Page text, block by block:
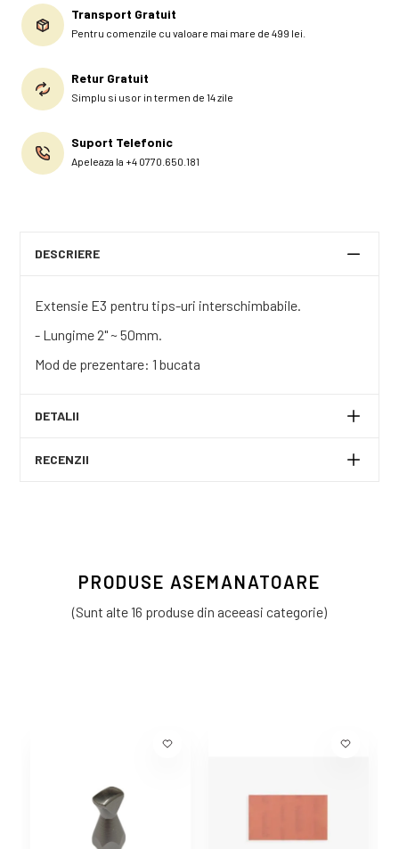
Transport Gratuit
Pentru comenzile cu valoare mai mare de 499 lei.
Retur Gratuit
Simplu si usor in termen de 14 zile
Suport Telefonic
Apeleaza la +4 0770.650.181
DESCRIERE
Extensie E3 pentru tips-uri interschimbabile.
- Lungime 2" ~ 50mm.
Mod de prezentare: 1 bucata
DETALII
RECENZII
PRODUSE ASEMANATOARE
(Sunt alte 16 produse din aceeasi categorie)